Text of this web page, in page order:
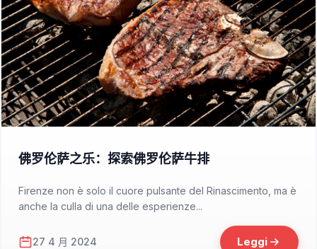
佛罗伦萨之乐：探索佛罗伦萨牛排
Firenze non è solo il cuore pulsante del Rinascimento, ma è
anche la culla di una delle esperienze...
27 4 月 2024 Leggi